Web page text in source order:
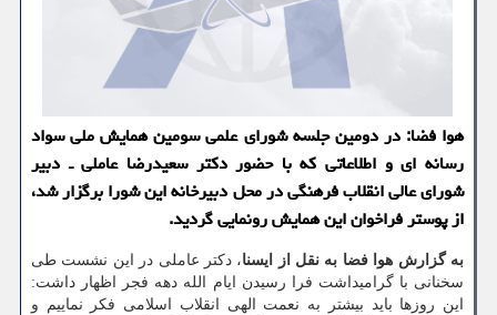
هوا فضا: در دومین جلسه شورای علمی سومین همایش ملی سواد
رسانه ای و اطلاعاتی كه با حضور دكتر سعیدرضا عاملی ـ دبیر
شورای عالی انقلاب فرهنگی در محل دبیرخانه این شورا برگزار شد،
از پوستر فراخوان این همایش رونمایی گردید.
به گزارش هوا فضا به نقل از ایسنا، دكتر عاملی در این نشست طی
سخنانی با گرامیداشت فرا رسیدن ایام الله دهه فجر اظهار داشت:
این روزها باید بیشتر به نعمت الهی انقلاب اسلامی فكر نماییم و